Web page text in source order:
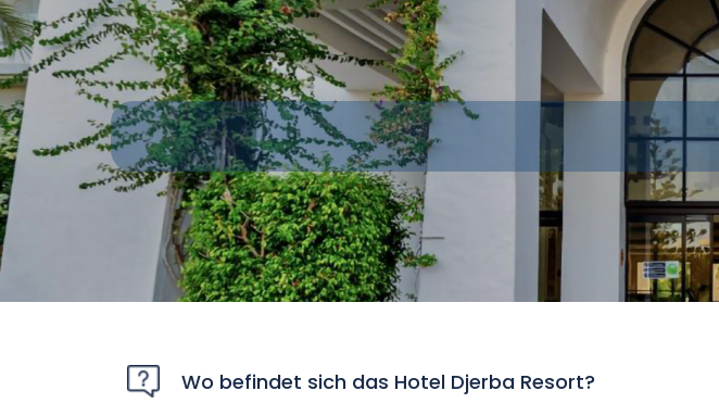
Wo befindet sich das Hotel Djerba Resort?